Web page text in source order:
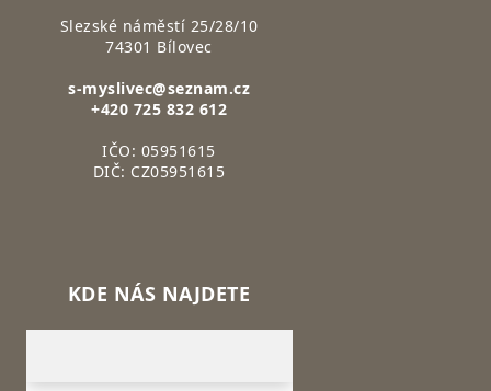
Slezské náměstí 25/28/10
74301 Bílovec
s-myslivec@seznam.cz
+420 725 832 612
IČO: 05951615
DIČ: CZ05951615
KDE NÁS NAJDETE